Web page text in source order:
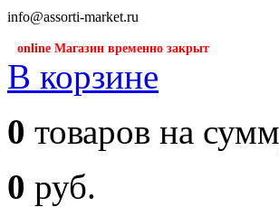
info@assorti-market.ru
online Магазин временно закрыт
В корзине
0 товаров на
0 руб.